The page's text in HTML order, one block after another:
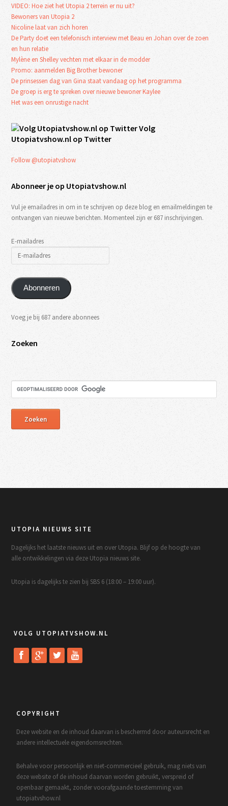
VIDEO: Hoe ziet het Utopia 2 terrein er nu uit?
Bewoners van Utopia 2
Nicoline laat van zich horen
De Party doet een telefonisch interview met Beau en Johan over de zoen
en hun relatie
Mylène en Shelley vechten met elkaar in de modder
Promo: aanmelden Big Brother bewoner
De prinsessen dag van Gina staat vandaag op het programma
De groep is erg te spreken over nieuwe bewoner Kaylee
Het was een onrustige nacht
Volg
Utopiatvshow.nl op Twitter
Follow @utopiatvshow
Abonneer je op Utopiatvshow.nl
Vul je emailadres in om in te schrijven op deze blog en emailmeldingen te
ontvangen van nieuwe berichten. Momenteel zijn er 687 inschrijvingen.
E-mailadres
Abonneren
Voeg je bij 687 andere abonnees
Zoeken
UTOPIA NIEUWS SITE
Dagelijks het laatste nieuws uit en over Utopia. Blijf op de hoogte van
alle ontwikkelingen via deze Utopia nieuws site.
Utopia is dagelijks te zien bij SBS 6 (18:00 – 19:00 uur).
VOLG UTOPIATVSHOW.NL
COPYRIGHT
Deze website en de inhoud daarvan is beschermd door auteursrecht en
andere intellectuele eigendomsrechten.
Behalve voor persoonlijk en niet-commercieel gebruik, mag niets van
deze website of de inhoud daarvan worden gebruikt, verspreid of
openbaar gemaakt, zonder voorafgaande toestemming van
utopiatvshow.nl